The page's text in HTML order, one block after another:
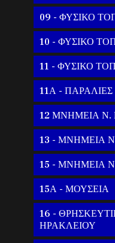
09 - ΦΥΣΙΚΟ
10 - ΦΥΣΙΚΟ
11 - ΦΥΣΙΚΟ
11Α - ΠΑΡΑΛΙΕΣ
12 ΜΝΗΜΕΙΑ Ν.
13 - ΜΝΗΜΕΙΑ
15 - ΜΝΗΜΕΙΑ
15Α - ΜΟΥΣΕΙΑ
16 -
ΗΡΑΚΛΕΙΟΥ